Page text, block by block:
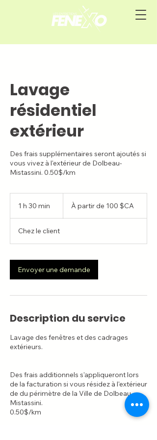
Lavage
résidentiel
extérieur
Des frais supplémentaires seront ajoutés si
vous vivez à l'extérieur de Dolbeau-
Mistassini. 0.50$/km
1 h 30 min
m
i
partir
dollars
À partir de 100 $CA
Chez le client
Envoyer une demande
Description du service
Lavage des fenêtres et des cadrages
extérieurs.
Des frais additionnels s'appliqueront lors
de la facturation si vous résidez à l'extérieur
de du périmètre de la Ville de Dolbeau-
Mistassini.
0.50$/km